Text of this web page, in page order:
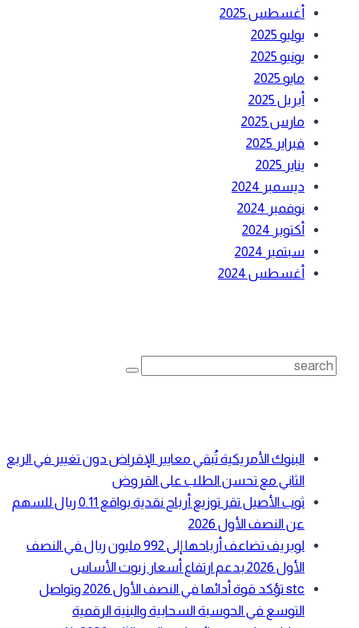
أغسطس 2025
يوليو 2025
يونيو 2025
مايو 2025
أبريل 2025
مارس 2025
فبراير 2025
يناير 2025
ديسمبر 2024
نوفمبر 2024
أكتوبر 2024
سبتمبر 2024
أغسطس 2024
Search
البنوك الأمريكية تُبقي معايير الإقراض دون تغيير في الربع
الثاني مع تحسن الطلب على القروض
ثوب الأصيل تقر توزيع أرباح نقدية بواقع 0.11 ريال للسهم
عن النصف الأول 2026
لوبريف تضاعف أرباحها إلى 992 مليون ريال في النصف
الأول 2026 بدعم ارتفاع أسعار زيوت الأساس
stc تؤكد قوة أدائها في النصف الأول 2026 وتواصل
التوسع في الحوسبة السحابية والبنية الرقمية